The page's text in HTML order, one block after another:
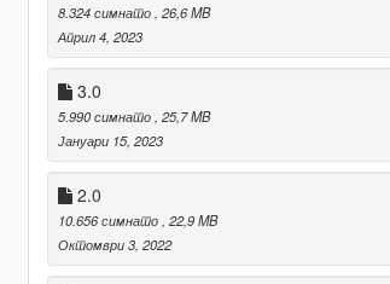
8.324 симнато , 26,6 MB
Април 4, 2023
3.0
5.990 симнато , 25,7 MB
Јануари 15, 2023
2.0
10.656 симнато , 22,9 MB
Октомври 3, 2022